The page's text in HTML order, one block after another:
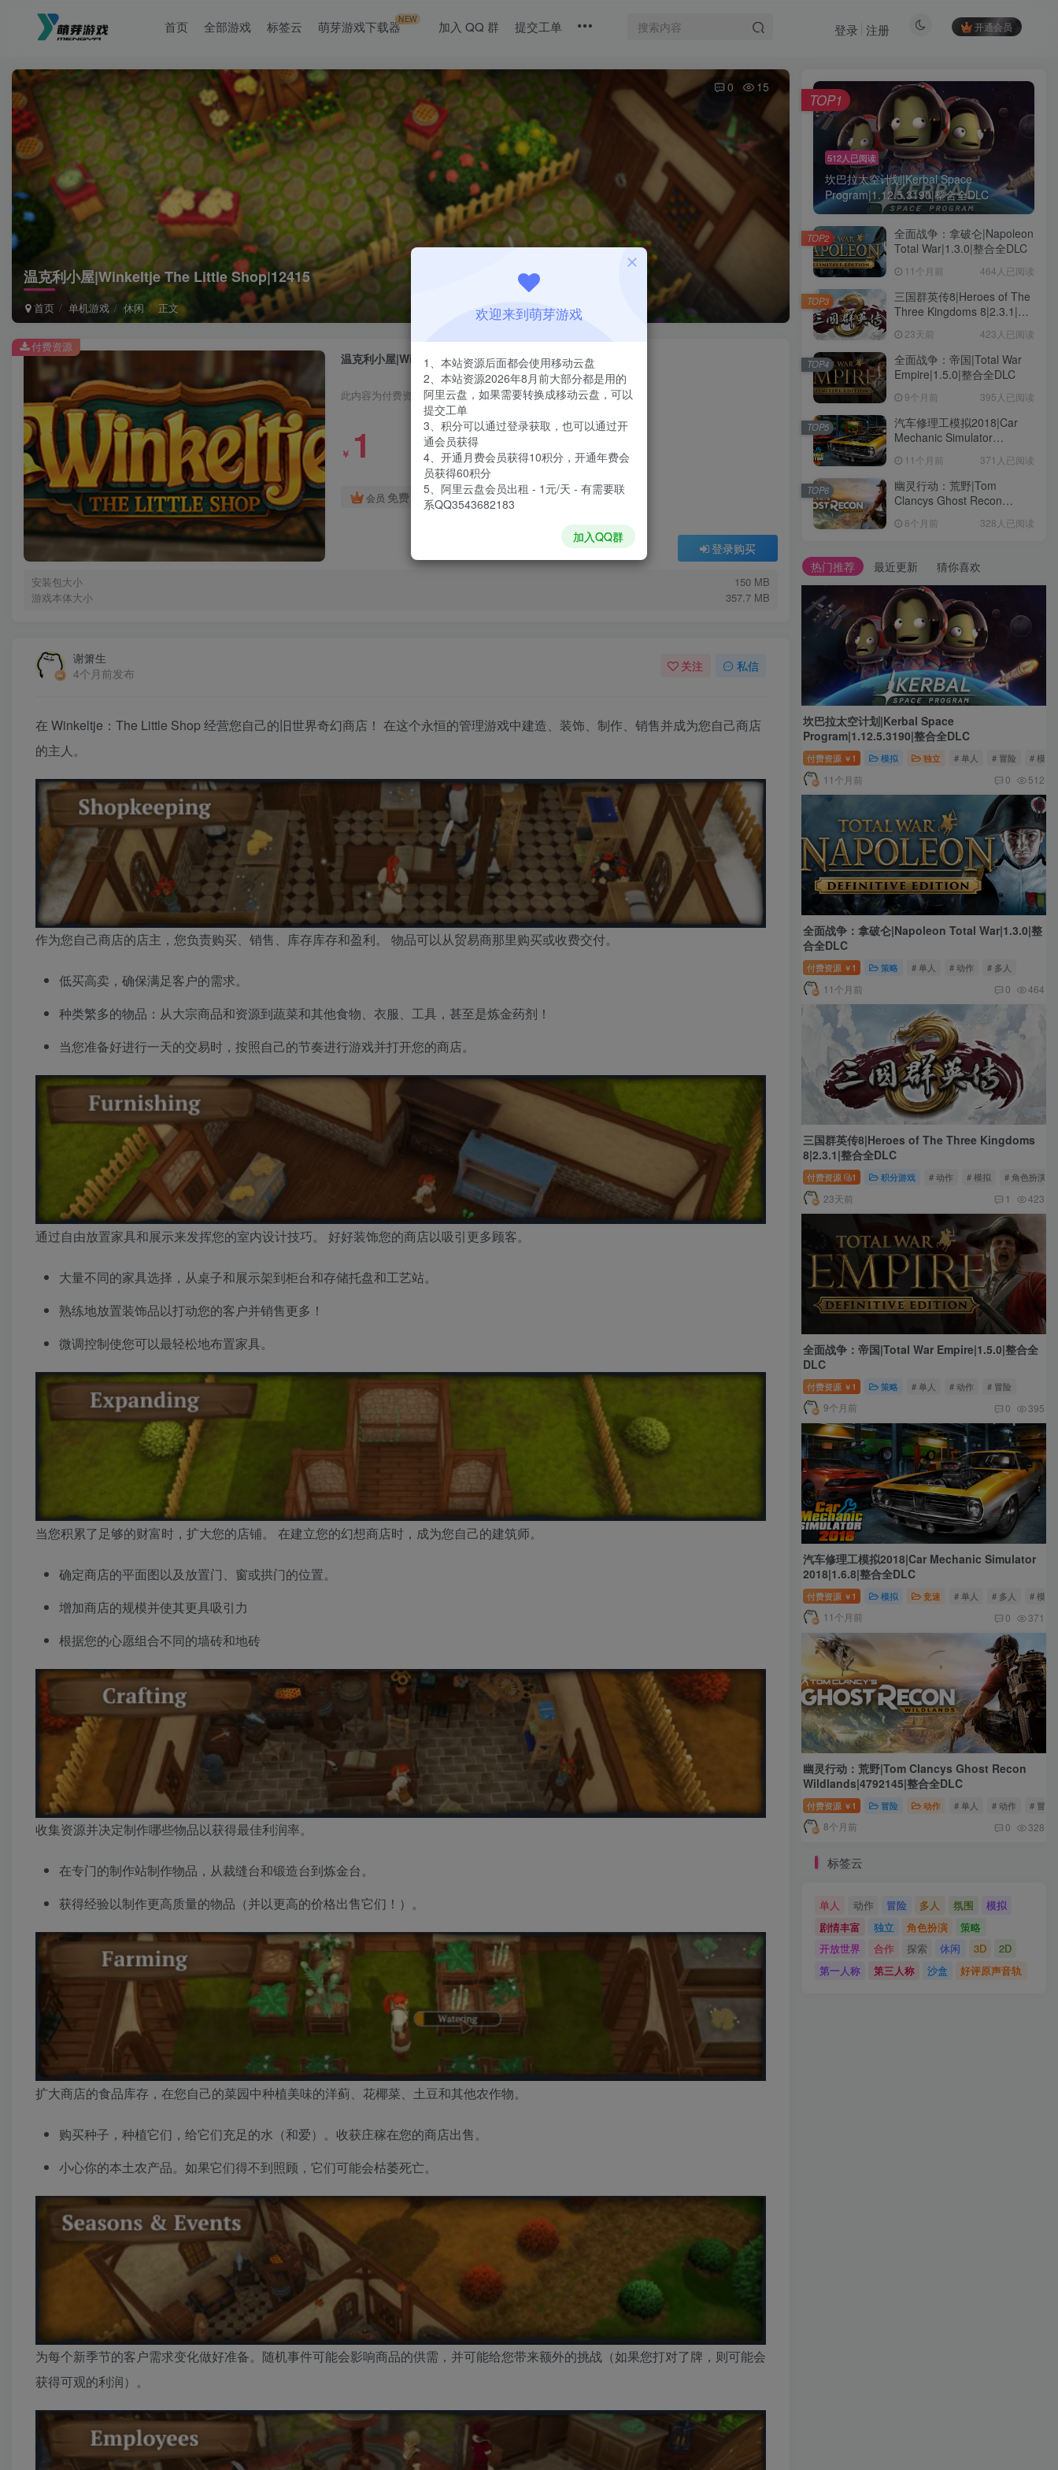
首页 全部游戏 标签云 萌芽游戏下载器NEW 加入 QQ 群 提交工单 开通会员
登录 注册
温克利小屋|Winkeltje The Little Shop|12415
首页 单机游戏 休闲 正文
0 15
温克利小屋|Winkeltje The Little Shop|12415
此内容为付费资源，请付费后查看
￥ 1
会员 免费
登录购买
安装包大小
150 MB
游戏本体大小
357.7 MB
付费资源
谢箫生
4个月前发布
关注 私信
在 Winkeltje：The Little Shop 经营您自己的旧世界奇幻商店！ 在这个永恒的管理游戏中建造、装饰、制作、销售并成为您自己商店
的主人。
作为您自己商店的店主，您负责购买、销售、库存库存和盈利。 物品可以从贸易商那里购买或收费交付。
低买高卖，确保满足客户的需求。
种类繁多的物品：从大宗商品和资源到蔬菜和其他食物、衣服、工具，甚至是炼金药剂！
当您准备好进行一天的交易时，按照自己的节奏进行游戏并打开您的商店。
通过自由放置家具和展示来发挥您的室内设计技巧。 好好装饰您的商店以吸引更多顾客。
大量不同的家具选择，从桌子和展示架到柜台和存储托盘和工艺站。
熟练地放置装饰品以打动您的客户并销售更多！
微调控制使您可以最轻松地布置家具。
当您积累了足够的财富时，扩大您的店铺。 在建立您的幻想商店时，成为您自己的建筑师。
确定商店的平面图以及放置门、窗或拱门的位置。
增加商店的规模并使其更具吸引力
根据您的心愿组合不同的墙砖和地砖
收集资源并决定制作哪些物品以获得最佳利润率。
在专门的制作站制作物品，从裁缝台和锻造台到炼金台。
获得经验以制作更高质量的物品（并以更高的价格出售它们！）。
扩大商店的食品库存，在您自己的菜园中种植美味的洋蓟、花椰菜、土豆和其他农作物。
购买种子，种植它们，给它们充足的水（和爱）。收获庄稼在您的商店出售。
小心你的本土农产品。如果它们得不到照顾，它们可能会枯萎死亡。
为每个新季节的客户需求变化做好准备。随机事件可能会影响商品的供需，并可能给您带来额外的挑战（如果您打对了牌，则可能会
获得可观的利润）。
512人已阅读
坎巴拉太空计划|Kerbal Space
Program|1.12.5.3190|整合全DLC
TOP1
全面战争：拿破仑|Napoleon
Total War|1.3.0|整合全DLC
11个月前 464人已阅读
TOP2
三国群英传8|Heroes of The
Three Kingdoms 8|2.3.1|整
23天前 423人已阅读
TOP3
全面战争：帝国|Total War
Empire|1.5.0|整合全DLC
9个月前 395人已阅读
TOP4
汽车修理工模拟2018|Car
Mechanic Simulator
11个月前 371人已阅读
TOP5
幽灵行动：荒野|Tom
Clancys Ghost Recon
DLC8个月前 328人已阅读
TOP6
热门推荐 最近更新 猜你喜欢
坎巴拉太空计划|Kerbal Space
Program|1.12.5.3190|整合全DLC
付费资源 ￥ 1 模拟 独立 # 单人 # 冒险 # 模拟
11个月前 0 512
全面战争：拿破仑|Napoleon Total War|1.3.0|整
合全DLC
付费资源 ￥ 1 策略 # 单人 # 动作 # 多人
11个月前 0 464
三国群英传8|Heroes of The Three Kingdoms
8|2.3.1|整合全DLC
付费资源 1 积分游戏 # 动作 # 模拟 # 角色扮演
23天前 1 423
全面战争：帝国|Total War Empire|1.5.0|整合全
DLC
付费资源 ￥ 1 策略 # 单人 # 动作 # 冒险
9个月前 0 395
汽车修理工模拟2018|Car Mechanic Simulator
2018|1.6.8|整合全DLC
付费资源 ￥ 1 模拟 竞速 # 单人 # 多人 # 模拟
11个月前 0 371
幽灵行动：荒野|Tom Clancys Ghost Recon
Wildlands|4792145|整合全DLC
付费资源 ￥ 1 冒险 动作 # 单人 # 动作 # 冒险
8个月前 0 328
标签云
单人 动作 冒险 多人 氛围
模拟
剧情丰富
独立 角色扮演
策略
开放世界
合作 探索 休闲 3D
2D
第一人称
第三人称 沙盒 好评原声音轨
欢迎来到萌芽游戏
1、本站资源后面都会使用移动云盘
2、本站资源2026年8月前大部分都是用的
阿里云盘，如果需要转换成移动云盘，可以
提交工单
3、积分可以通过登录获取，也可以通过开
通会员获得
4、开通月费会员获得10积分，开通年费会
员获得60积分
5、阿里云盘会员出租 - 1元/天 - 有需要联
系QQ3543682183
加入QQ群